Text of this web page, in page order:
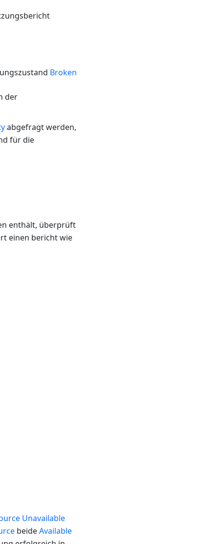
Broken
der
abgefragt werden,
für die
enthält, überprüft
einen bericht wie
Unavailable
beideAvailable